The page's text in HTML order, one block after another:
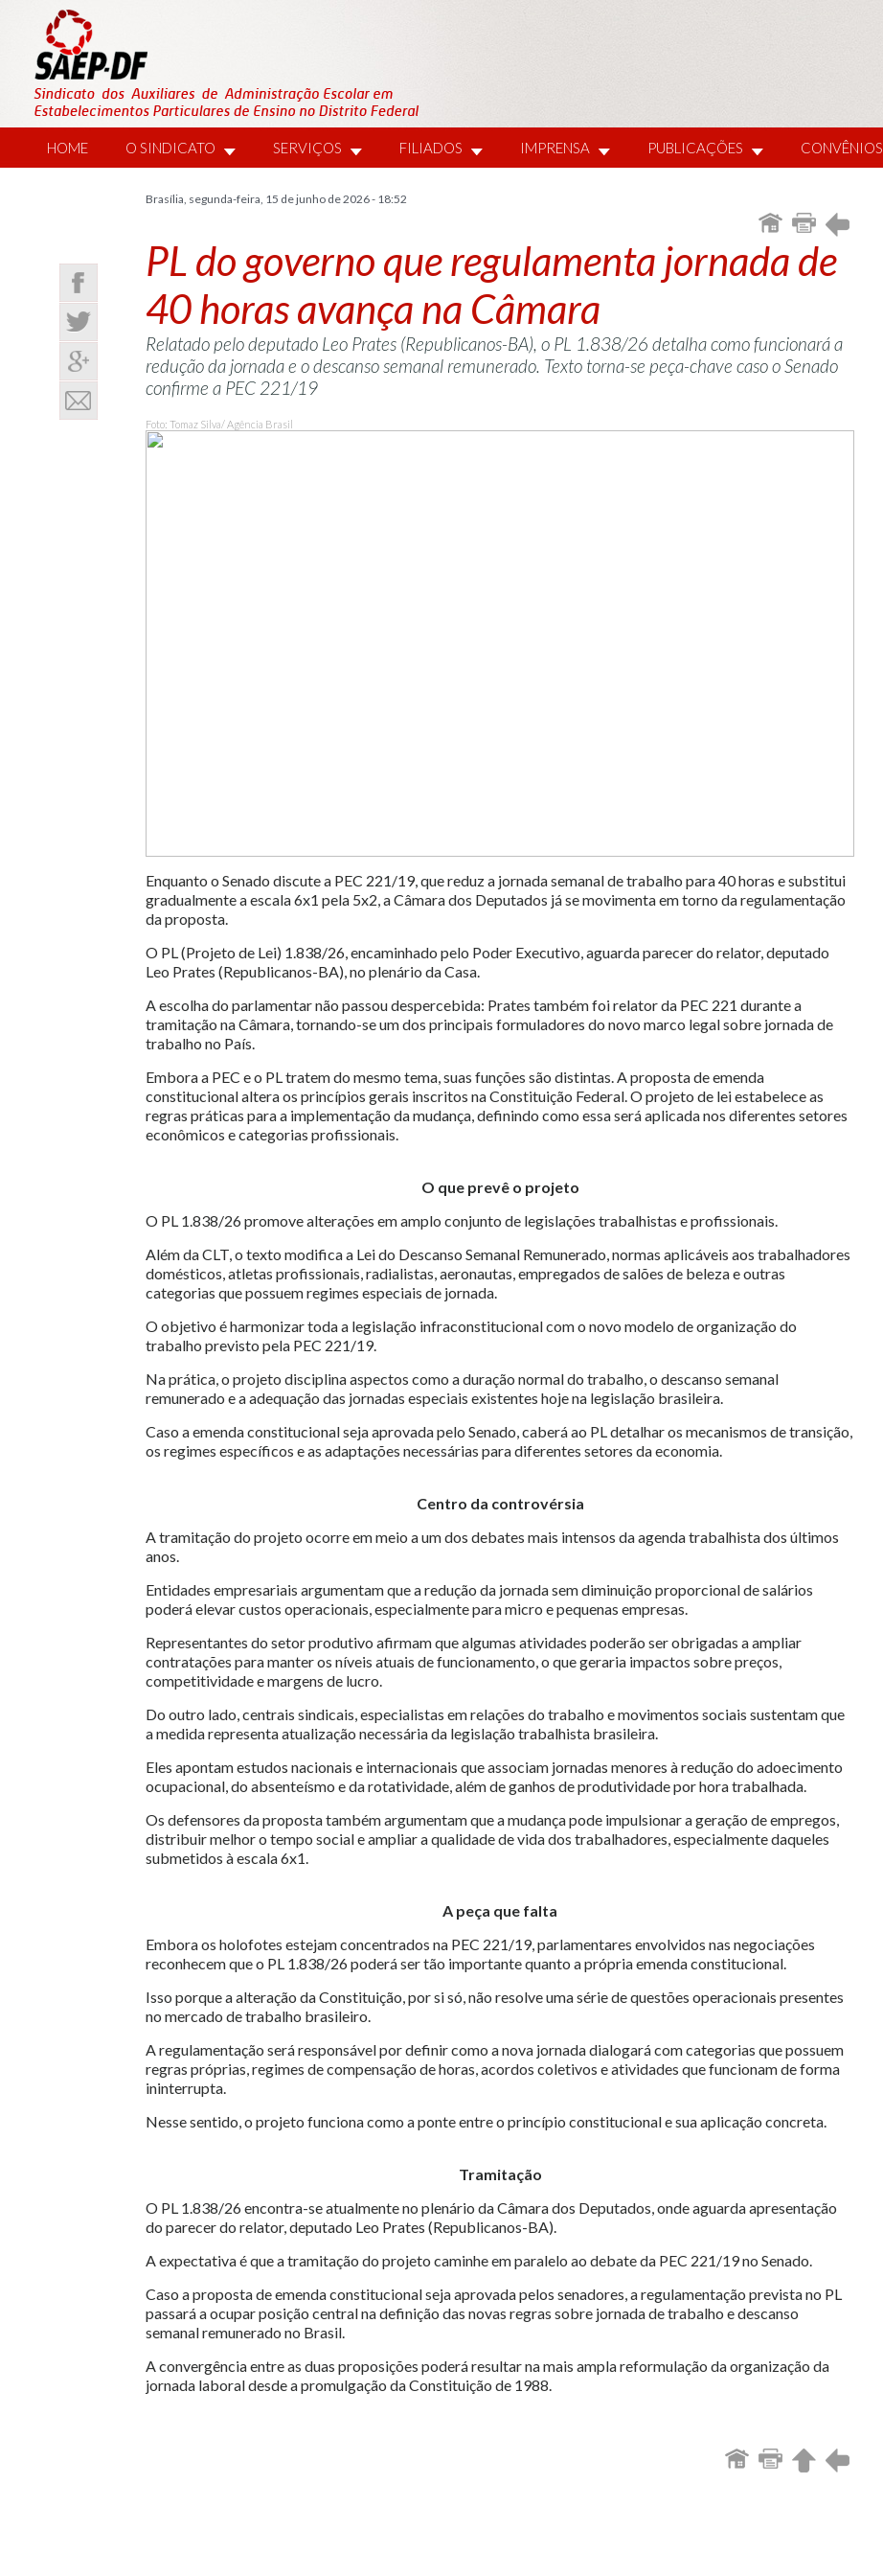
HOME O SINDICATO SERVIÇOS FILIADOS IMPRENSA PUBLICAÇÕES CONVÊNIOS
Brasília, segunda-feira, 15 de junho de 2026 - 18:52
PL do governo que regulamenta jornada de
40 horas avança na Câmara
Relatado pelo deputado Leo Prates (Republicanos-BA), o PL 1.838/26 detalha como funcionará a
redução da jornada e o descanso semanal remunerado. Texto torna-se peça-chave caso o Senado
confirme a PEC 221/19
Foto: Tomaz Silva/ Agência Brasil
Enquanto o Senado discute a PEC 221/19, que reduz a jornada semanal de trabalho para 40 horas e substitui
gradualmente a escala 6x1 pela 5x2, a Câmara dos Deputados já se movimenta em torno da regulamentação
da proposta.
O PL (Projeto de Lei) 1.838/26, encaminhado pelo Poder Executivo, aguarda parecer do relator, deputado
Leo Prates (Republicanos-BA), no plenário da Casa.
A escolha do parlamentar não passou despercebida: Prates também foi relator da PEC 221 durante a
tramitação na Câmara, tornando-se um dos principais formuladores do novo marco legal sobre jornada de
trabalho no País.
Embora a PEC e o PL tratem do mesmo tema, suas funções são distintas. A proposta de emenda
constitucional altera os princípios gerais inscritos na Constituição Federal. O projeto de lei estabelece as
regras práticas para a implementação da mudança, definindo como essa será aplicada nos diferentes setores
econômicos e categorias profissionais.
O que prevê o projeto
O PL 1.838/26 promove alterações em amplo conjunto de legislações trabalhistas e profissionais.
Além da CLT, o texto modifica a Lei do Descanso Semanal Remunerado, normas aplicáveis aos trabalhadores
domésticos, atletas profissionais, radialistas, aeronautas, empregados de salões de beleza e outras
categorias que possuem regimes especiais de jornada.
O objetivo é harmonizar toda a legislação infraconstitucional com o novo modelo de organização do
trabalho previsto pela PEC 221/19.
Na prática, o projeto disciplina aspectos como a duração normal do trabalho, o descanso semanal
remunerado e a adequação das jornadas especiais existentes hoje na legislação brasileira.
Caso a emenda constitucional seja aprovada pelo Senado, caberá ao PL detalhar os mecanismos de transição,
os regimes específicos e as adaptações necessárias para diferentes setores da economia.
Centro da controvérsia
A tramitação do projeto ocorre em meio a um dos debates mais intensos da agenda trabalhista dos últimos
anos.
Entidades empresariais argumentam que a redução da jornada sem diminuição proporcional de salários
poderá elevar custos operacionais, especialmente para micro e pequenas empresas.
Representantes do setor produtivo afirmam que algumas atividades poderão ser obrigadas a ampliar
contratações para manter os níveis atuais de funcionamento, o que geraria impactos sobre preços,
competitividade e margens de lucro.
Do outro lado, centrais sindicais, especialistas em relações do trabalho e movimentos sociais sustentam que
a medida representa atualização necessária da legislação trabalhista brasileira.
Eles apontam estudos nacionais e internacionais que associam jornadas menores à redução do adoecimento
ocupacional, do absenteísmo e da rotatividade, além de ganhos de produtividade por hora trabalhada.
Os defensores da proposta também argumentam que a mudança pode impulsionar a geração de empregos,
distribuir melhor o tempo social e ampliar a qualidade de vida dos trabalhadores, especialmente daqueles
submetidos à escala 6x1.
A peça que falta
Embora os holofotes estejam concentrados na PEC 221/19, parlamentares envolvidos nas negociações
reconhecem que o PL 1.838/26 poderá ser tão importante quanto a própria emenda constitucional.
Isso porque a alteração da Constituição, por si só, não resolve uma série de questões operacionais presentes
no mercado de trabalho brasileiro.
A regulamentação será responsável por definir como a nova jornada dialogará com categorias que possuem
regras próprias, regimes de compensação de horas, acordos coletivos e atividades que funcionam de forma
ininterrupta.
Nesse sentido, o projeto funciona como a ponte entre o princípio constitucional e sua aplicação concreta.
Tramitação
O PL 1.838/26 encontra-se atualmente no plenário da Câmara dos Deputados, onde aguarda apresentação
do parecer do relator, deputado Leo Prates (Republicanos-BA).
A expectativa é que a tramitação do projeto caminhe em paralelo ao debate da PEC 221/19 no Senado.
Caso a proposta de emenda constitucional seja aprovada pelos senadores, a regulamentação prevista no PL
passará a ocupar posição central na definição das novas regras sobre jornada de trabalho e descanso
semanal remunerado no Brasil.
A convergência entre as duas proposições poderá resultar na mais ampla reformulação da organização da
jornada laboral desde a promulgação da Constituição de 1988.